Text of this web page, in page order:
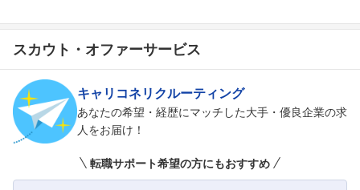
スカウト・オファーサービス
キャリコネリクルーティング
あなたの希望・経歴にマッチした大手・優良企業の求
人をお届け！
転職サポート希望の方にもおすすめ